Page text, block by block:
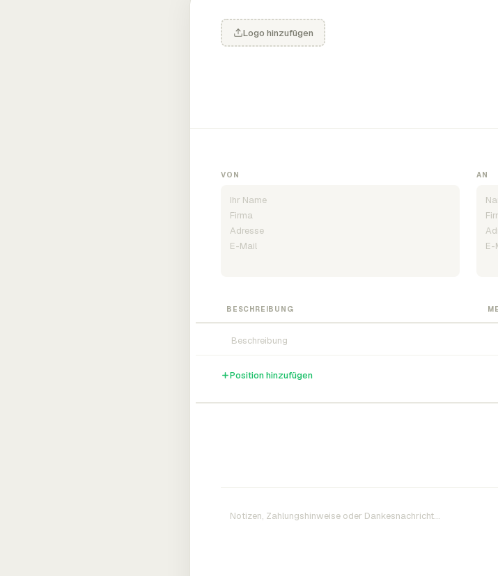
Logo hinzufügen
VON AN
BESCHREIBUNG
Position hinzufügen